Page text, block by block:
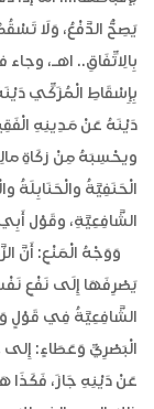
يَصِحُّ الدَّفْعُ، وَلَا
بِالِاتِّفَاقِ.. اهـ،
بِإِسْقَاطِ الْمُزَكِّي
دَيْنَهُ عَنْ مَدِينِهِ
ويحْسِبَهُ مِنْ زكَاةِ
الْحَنَفِيَّةُ والْحَنَابِلَةُ
الشَّافِعِيَّةِ، وقَوْل
وَوَجْهُ الْمَنْعِ: أَنَّ
يَصْرِفَهَا إِلَى نَفْعِ
الشَّافِعِيَّةُ فِي قَوْلٍ
الْبَصْرِيِّ وَعَطَاءٍ: إِلى
عَنْ دَيْنِهِ جَازَ، فَكَذَا